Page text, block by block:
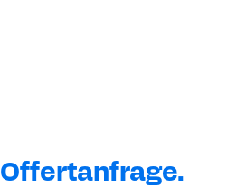
Offertanfrage.